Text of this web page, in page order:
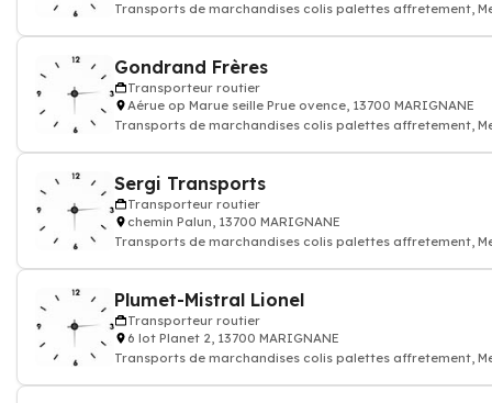
Transports de marchandises colis palettes affretement,
Gondrand Frères
Transporteur routier
Aérue op Marue seille Prue ovence, 13700 MARIGNANE
Transports de marchandises colis palettes affretement,
Sergi Transports
Transporteur routier
chemin Palun, 13700 MARIGNANE
Transports de marchandises colis palettes affretement,
Plumet-Mistral Lionel
Transporteur routier
6 lot Planet 2, 13700 MARIGNANE
Transports de marchandises colis palettes affretement,